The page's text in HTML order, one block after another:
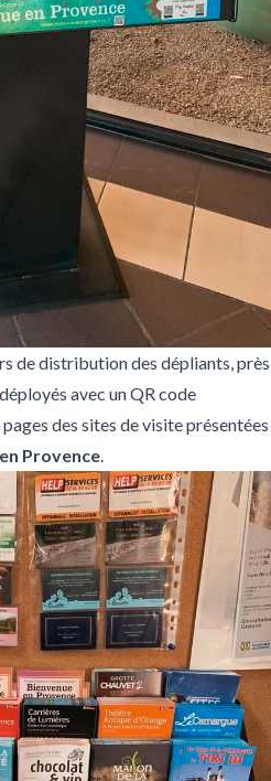
de distribution des dépliants, près
avec un QR code
des sites de visite présentées
Provence.